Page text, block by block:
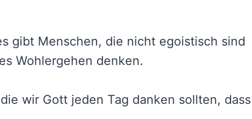
gibt Menschen, die nicht egoistisch sind
Wohlergehen denken.
wir Gott jeden Tag danken sollten, dass